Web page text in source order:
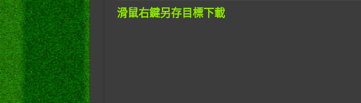
滑鼠右鍵另存目標下載